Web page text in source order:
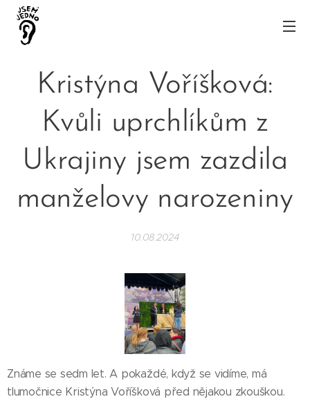
Kristýna Voříšková:
Kvůli uprchlíkům z
Ukrajiny jsem zazdila
manželovy narozeniny
10.08.2024
Známe se sedm let. A pokaždé, když se vidíme, má
tlumočnice Kristýna Voříšková před nějakou zkouškou.